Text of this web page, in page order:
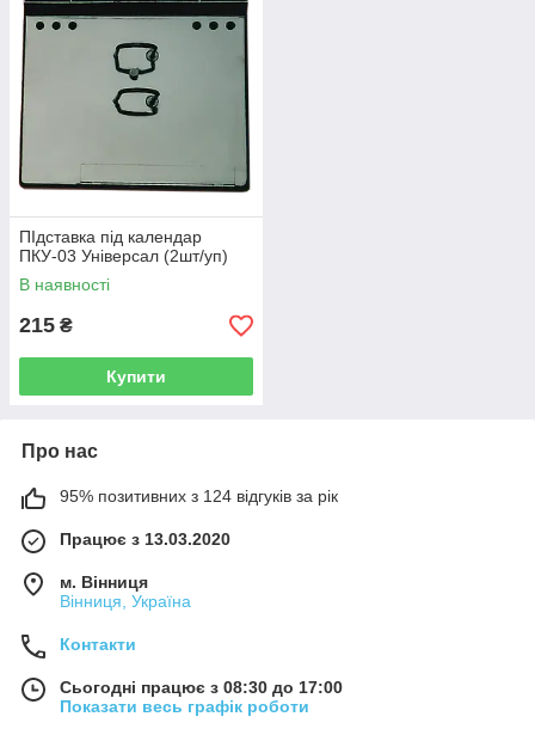
ПІдставка під календар
ПКУ-03 Універсал (2шт/уп)
В наявності
215 ₴
Купити
Про нас
95% позитивних з 124 відгуків за рік
Працює з 13.03.2020
м. Вінниця
Вінниця, Україна
Контакти
Сьогодні працює з 08:30 до 17:00
Показати весь графік роботи